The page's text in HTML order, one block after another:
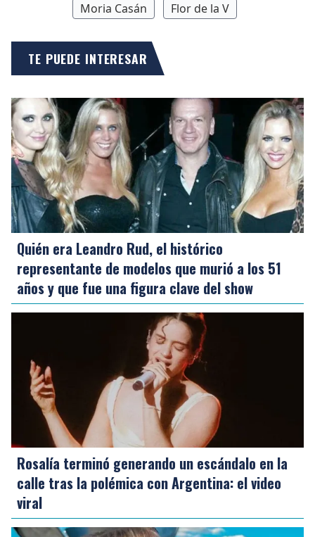
Moria Casán Flor de la V
TE PUEDE INTERESAR
Quién era Leandro Rud, el histórico
representante de modelos que murió a los 51
años y que fue una figura clave del show
Rosalía terminó generando un escándalo en la
calle tras la polémica con Argentina: el video
viral